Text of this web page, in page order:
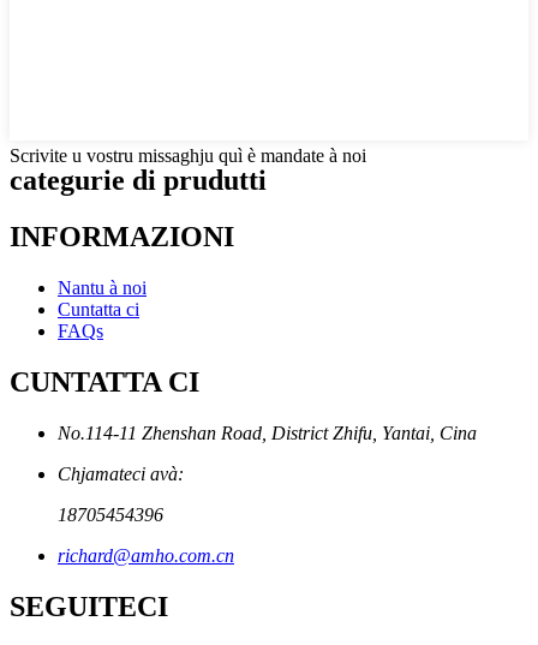
Scrivite u vostru missaghju quì è mandate à noi
categurie di prudutti
INFORMAZIONI
Nantu à noi
Cuntatta ci
FAQs
CUNTATTA CI
No.114-11 Zhenshan Road, District Zhifu, Yantai, Cina
Chjamateci avà:
18705454396
richard@amho.com.cn
SEGUITECI